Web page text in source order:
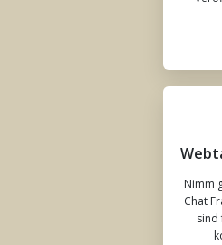
Nimm
Chat
sind